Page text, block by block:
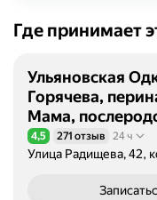
Где принимает
Ульяновская
Горячева,
Мама,
Рейтинг 4,5 из 5
4,5 271 отзыв 24 ч
Улица Радищева, 42,